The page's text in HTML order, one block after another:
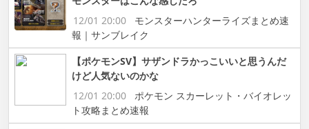
12/01 20:00
モンスターハンターライズまとめ速
報｜サンブレイク
【ポケモンSV】サザンドラかっこいいと思うんだ
けど人気ないのかな
12/01 20:00
ポケモン スカーレット・バイオレッ
ト攻略まとめ速報